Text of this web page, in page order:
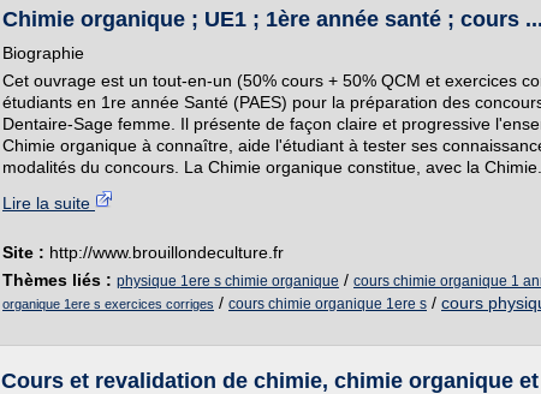
Chimie organique ; UE1 ; 1ère année santé ; cours ...
Biographie
Cet ouvrage est un tout-en-un (50% cours + 50% QCM et exercices
étudiants en 1re année Santé (PAES) pour la préparation des
Dentaire-Sage femme. Il présente de façon claire et progressive
Chimie organique à connaître, aide l'étudiant à tester ses
modalités du concours. La Chimie organique constitue, avec la Chimie...
Lire la suite
Site : http://www.brouillondeculture.fr
Thèmes liés : physique 1ere s chimie organique / cours chimie organique 1
organique 1ere s exercices corriges / cours chimie organique 1ere s / cours
Cours et revalidation de chimie, chimie organique et